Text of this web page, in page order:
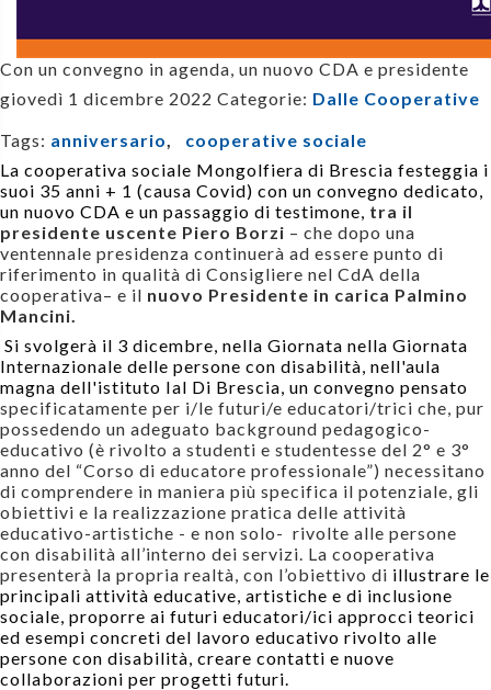
Con un convegno in agenda, un nuovo CDA e presidente
giovedì 1 dicembre 2022 Categorie: Dalle Cooperative
Tags: anniversario, cooperative sociale
La cooperativa sociale Mongolfiera di Brescia festeggia i
suoi 35 anni + 1 (causa Covid) con un convegno dedicato,
un nuovo CDA e un passaggio di testimone, tra il
presidente uscente Piero Borzi – che dopo una
ventennale presidenza continuerà ad essere punto di
riferimento in qualità di Consigliere nel CdA della
cooperativa– e il nuovo Presidente in carica Palmino
Mancini.
Si svolgerà il 3 dicembre, nella Giornata nella Giornata
Internazionale delle persone con disabilità, nell'aula
magna dell'istituto Ial Di Brescia, un convegno pensato
specificatamente per i/le futuri/e educatori/trici che, pur
possedendo un adeguato background pedagogico-
educativo (è rivolto a studenti e studentesse del 2° e 3°
anno del “Corso di educatore professionale”) necessitano
di comprendere in maniera più specifica il potenziale, gli
obiettivi e la realizzazione pratica delle attività
educativo-artistiche - e non solo- rivolte alle persone
con disabilità all’interno dei servizi. La cooperativa
presenterà la propria realtà, con l’obiettivo di illustrare le
principali attività educative, artistiche e di inclusione
sociale, proporre ai futuri educatori/ici approcci teorici
ed esempi concreti del lavoro educativo rivolto alle
persone con disabilità, creare contatti e nuove
collaborazioni per progetti futuri.